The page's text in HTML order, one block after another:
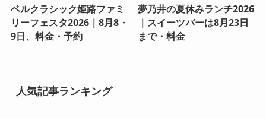
ベルクラシック姫路ファミ
リーフェスタ2026｜8月8・
9日、料金・予約
夢乃井の夏休みランチ2026
｜スイーツバーは8月23日
まで・料金
人気記事ランキング